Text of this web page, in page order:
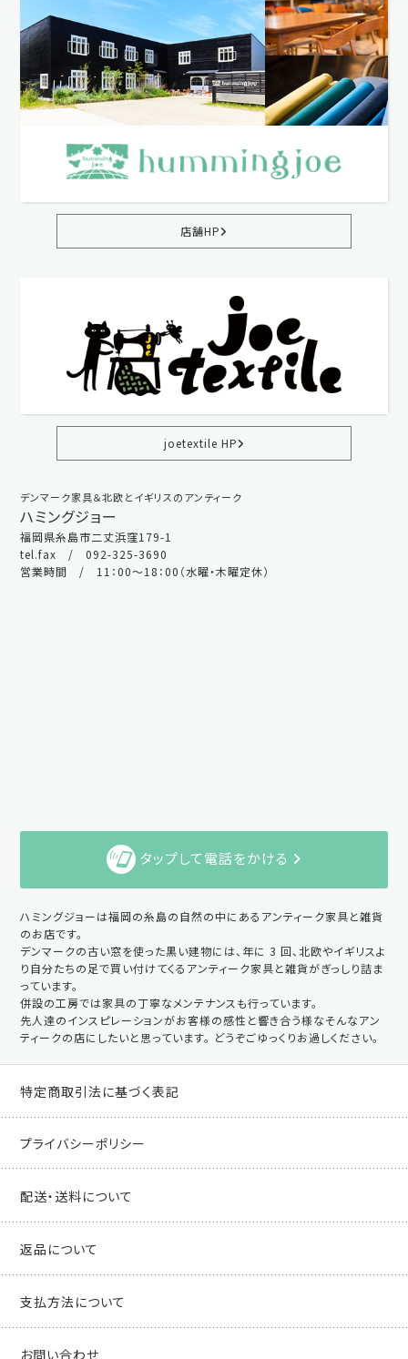
店舗HP
joetextile HP
デンマーク家具＆北欧とイギリスのアンティーク
ハミングジョー
福岡県糸島市二丈浜窪179-1
tel.fax / 092-325-3690
営業時間 / 11：00～18：00（水曜・木曜定休）
タップして電話をかける
ハミングジョーは福岡の糸島の自然の中にあるアンティーク家具と雑貨
のお店です。
デンマークの古い窓を使った黒い建物には、年に 3 回、北欧やイギリスよ
り自分たちの足で買い付けてくるアンティーク家具と雑貨がぎっしり詰ま
っています。
併設の工房では家具の丁寧なメンテナンスも行っています。
先人達のインスピレーションがお客様の感性と響き合う様なそんなアン
ティークの店にしたいと思っています。 どうぞごゆっくりお過しください。
特定商取引法に基づく表記
プライバシーポリシー
配送・送料について
返品について
支払方法について
お問い合わせ